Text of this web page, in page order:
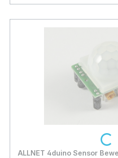
In den Warenkorb
ALLNET 4duino Sensor
Loading...